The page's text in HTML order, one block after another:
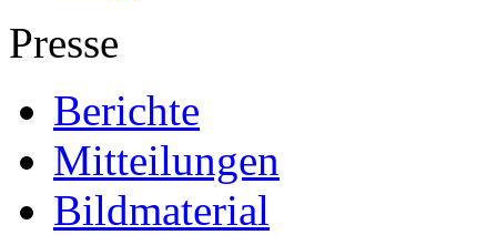
Presse
Berichte
Mitteilungen
Bildmaterial